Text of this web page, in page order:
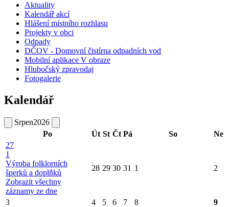
Aktuality
Kalendář akcí
Hlášení místního rozhlasu
Projekty v obci
Odpady
DČOV - Domovní čistírna odpadních vod
Mobilní aplikace V obraze
Hlubočský zpravodaj
Fotogalerie
Kalendář
Srpen2026
Po
Út St Čt Pá So
Ne
27
1
Výroba folklorních
šperků a doplňků
Zobrazit všechny
záznamy ze dne
28 29 30 31 1 2
3 4 5 6 7 8 9